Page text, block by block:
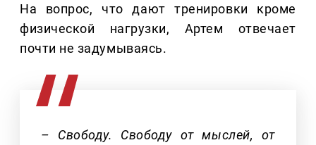
На вопрос, что дают тренировки кроме
физической нагрузки, Артем отвечает
почти не задумываясь.
– Свободу. Свободу от мыслей, от